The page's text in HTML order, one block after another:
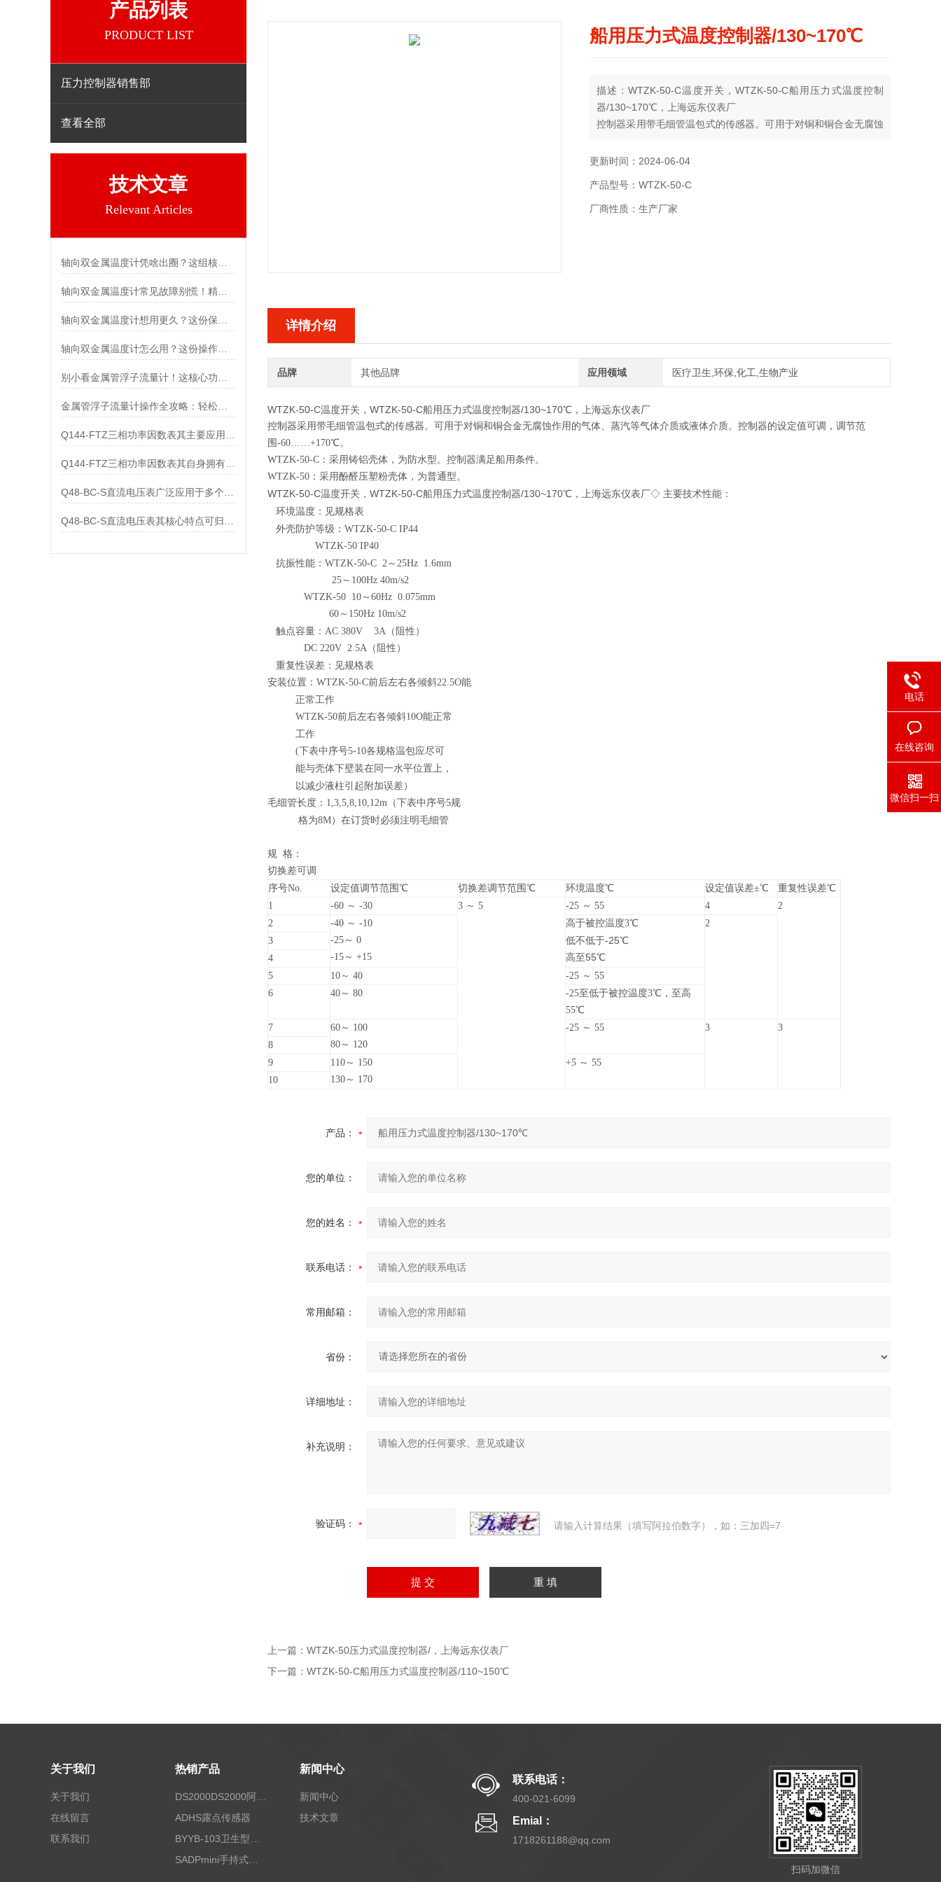
产品列表
PRODUCT LIST
压力控制器销售部
查看全部
技术文章
Relevant Articles
轴向双金属温度计凭啥出圈？这组核心特点给出了答案
轴向双金属温度计常见故障别慌！精准定位，轻松搞定难题
轴向双金属温度计怎么用？这份操作指南，新手也能快速拿捏！
金属管浮子流量计操作全攻略：轻松拿捏，精准掌控每一步！
Q144-FTZ三相功率因数表其自身拥有怎样的功能呢？
船用压力式温度控制器/130~170℃
描述：WTZK-50-C温度开关，WTZK-50-C船用压力式温度控制
器/130~170℃，上海远东仪表厂
控制器采用带毛细管温包式的传感器。可用于对铜和铜合金无腐蚀
调节范围-60……+170℃。
更新时间：2024-06-04
产品型号：WTZK-50-C
厂商性质：生产厂家
详情介绍
品牌 其他品牌 应用领域 医疗卫生,环保,化工,生物产业
WTZK-50-C温度开关，WTZK-50-C船用压力式温度控制器/130~170℃ ，上海远东仪表厂
控制器采用带毛细管温包式的传感器。可用于对铜和铜合金无腐蚀作用的气体、蒸汽等气体介质或液体介质。控制器的设定值可调，调节范
围-60……+170℃。
WTZK-50-C ：采用铸铝壳体，为防水型。控制器满足船用条件。
WTZK-50 ：采用酚醛压塑粉壳体，为普通型。
WTZK-50-C温度开关，WTZK-50-C船用压力式温度控制器/130~170℃ ，上海远东仪表厂◇ 主要技术性能：
环境温度：见规格表
外壳防护等级：WTZK-50-C IP44
WTZK-50 IP40
抗振性能：WTZK-50-C 2～25Hz 1.6mm
25 ～100Hz 40m/s2
WTZK-50 10 ～60Hz 0.075mm
60 ～150Hz 10m/s2
触点容量：AC 380V 3A（阻性）
DC 220V 2.5A （阻性）
重复性误差：见规格表
安装位置：WTZK-50-C前后左右各倾斜22.5O能
正常工作
WTZK-50前后左右各倾斜10O能正常
工作
(下表中序号5-10各规格温包应尽可
能与壳体下壁装在同一水平位置上，
以减少液柱引起附加误差）
毛细管长度：1,3,5,8,10,12m（下表中序号5规
格为8M）在订货时必须注明毛细管
规 格：
切换差可调
序号No.
设定值调节范围℃ 切换差调节范围℃ 环境温度℃ 设定值误差±℃
重复性误差℃
1
-60 ～ -30 3 ～ 5 -25 ～ 55 4
2
2
-40 ～ -10
-25 ～ 0
-15 ～ +15
高于被控温度3℃
低不低于-25℃
高至55℃
2
3
4
5
10 ～ 40 -25 ～ 55
6
40 ～ 80 -25至低于被控温度3℃，至高
55℃
7
60 ～ 100
80 ～ 120
-25 ～ 55 3
3
8
9
110 ～ 150
130 ～ 170
+5 ～ 55
10
产品：
您的单位：
您的姓名：
联系电话：
常用邮箱：
省份：
详细地址：
补充说明：
验证码： 请输入计算结果（填写阿拉伯数字），如：三加四=7
上一篇： WTZK-50压力式温度控制器/，上海远东仪表厂
下一篇： WTZK-50-C船用压力式温度控制器/110~150℃
关于我们
关于我们
在线留言
联系我们
热销产品
ADHS露点传感器
新闻中心
新闻中心
技术文章
联系电话：
400-021-6099
Emial：
1718261188@qq.com
扫码加微信
电话
在线咨询
微信扫一扫